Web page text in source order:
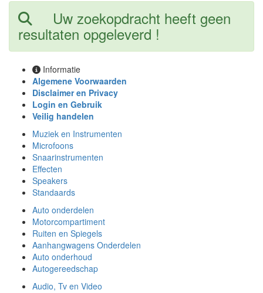
Uw zoekopdracht heeft geen
resultaten opgeleverd !
Informatie
Algemene Voorwaarden
Disclaimer en Privacy
Login en Gebruik
Veilig handelen
Muziek en Instrumenten
Microfoons
Snaarinstrumenten
Effecten
Speakers
Standaards
Auto onderdelen
Motorcompartiment
Ruiten en Spiegels
Aanhangwagens Onderdelen
Auto onderhoud
Autogereedschap
Audio, Tv en Video